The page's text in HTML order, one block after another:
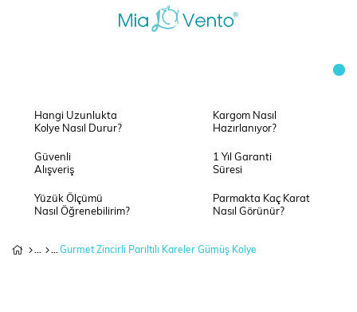
Hangi Uzunlukta
Kolye Nasıl Durur?
Kargom Nasıl
Hazırlanıyor?
Güvenli
Alışveriş
1 Yıl Garanti
Süresi
Yüzük Ölçümü
Nasıl Öğrenebilirim?
Parmakta Kaç Karat
Nasıl Görünür?
Gurmet Zincirli Parıltılı Kareler Gümüş Kolye